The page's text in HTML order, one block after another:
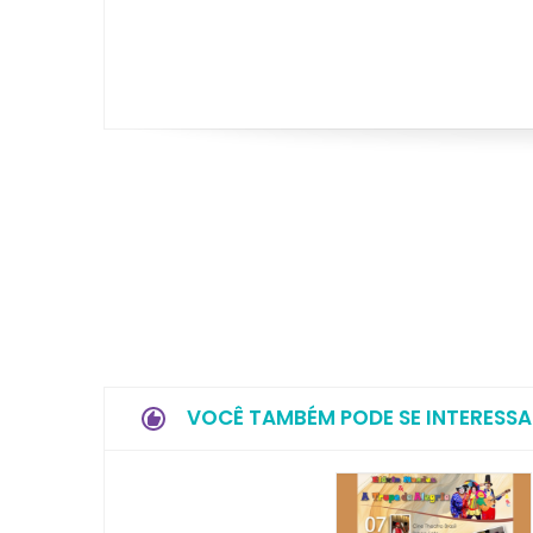
VOCÊ TAMBÉM PODE SE